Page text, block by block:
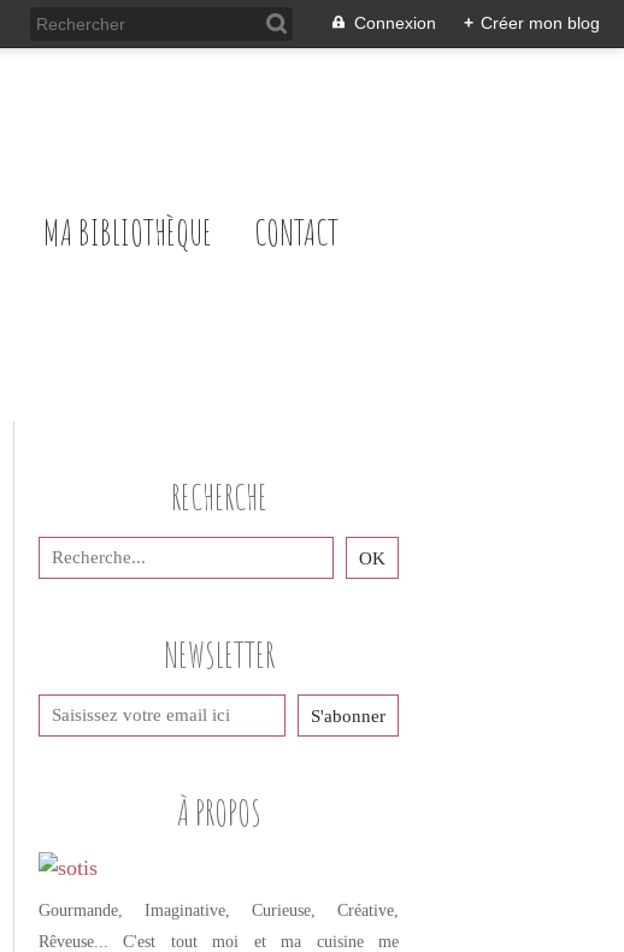
Connexion + Créer mon blog
MA BIBLIOTHÈQUE CONTACT
NEWSLETTER
RECHERCHE
À PROPOS
Gourmande, Imaginative, Curieuse, Créative,
Rêveuse... C'est tout moi et ma cuisine me